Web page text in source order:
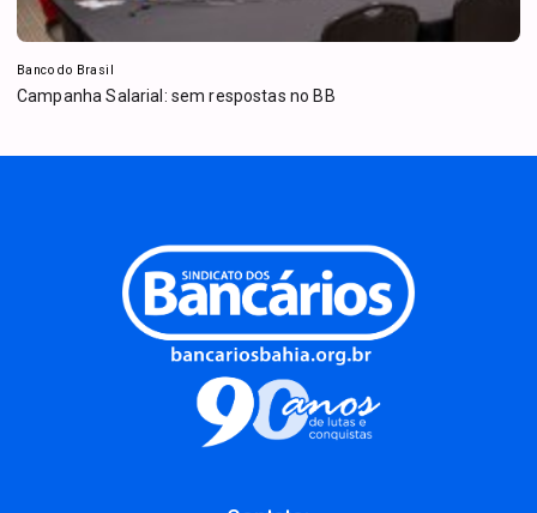
Banco do Brasil
Campanha Salarial: sem respostas no BB